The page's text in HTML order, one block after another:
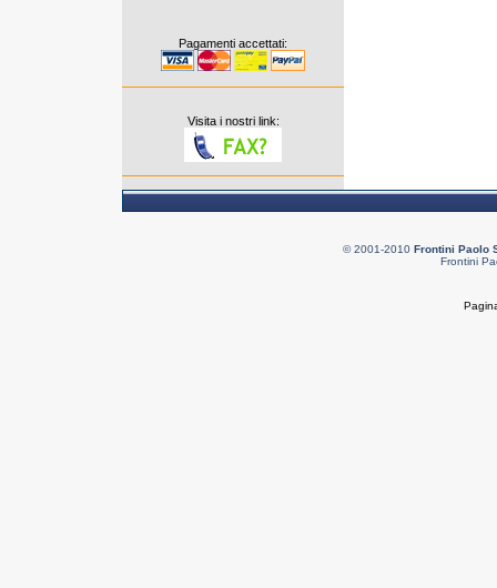
Pagamenti accettati:
Visita i nostri link:
© 2001-2010 Frontini Paolo
Frontini